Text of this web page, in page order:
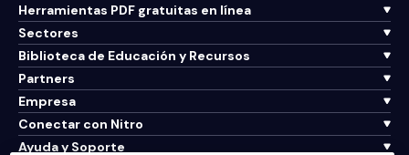
Herramientas PDF gratuitas en línea
Sectores
Biblioteca de Educación y Recursos
Partners
Empresa
Conectar con Nitro
Ayuda y Soporte